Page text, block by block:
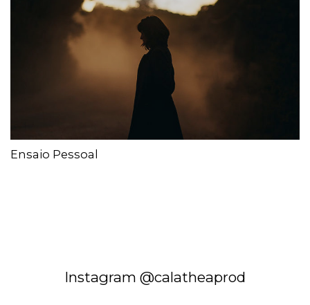
Ensaio Pessoal
Instagram @calatheaprod